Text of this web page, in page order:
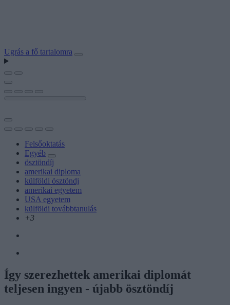
Ugrás a fő tartalomra
Felsőoktatás
Egyéb
ösztöndíj
amerikai diploma
külföldi ösztöndj
amerikai egyetem
USA egyetem
külföldi továbbtanulás
+3
Így szerezhettek amerikai diplomát
teljesen ingyen - újabb ösztöndíj